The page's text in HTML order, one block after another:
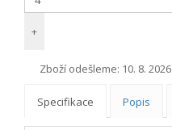
+
Zboží odešleme: 10. 8. 2026
Specifikace Popis